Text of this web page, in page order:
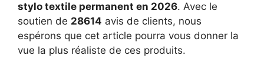
stylo textile permanent en 2026. Avec le
soutien de 28614 avis de clients, nous
espérons que cet article pourra vous donner la
vue la plus réaliste de ces produits.